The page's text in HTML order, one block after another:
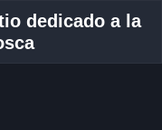
dedicado a la